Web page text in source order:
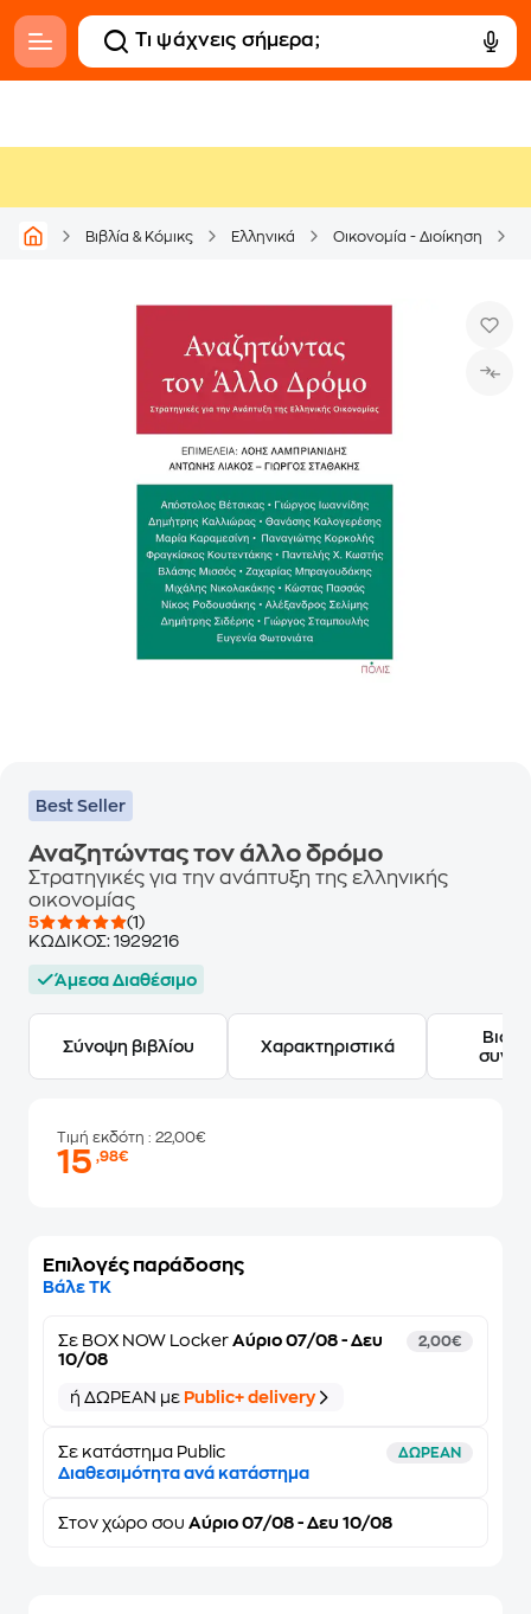
Βιβλία & Κόμικς Ελληνικά Οικονομία - Διοίκηση
Best Seller
Αναζητώντας τον άλλο δρόμο
Στρατηγικές για την ανάπτυξη της ελληνικής
οικονομίας
5
(1)
ΚΩΔΙΚΟΣ: 1929216
Άμεσα Διαθέσιμο
Σύνοψη βιβλίου Χαρακτηριστικά
Τιμή εκδότη : 22,00€
15,98€
Επιλογές παράδοσης
Βάλε ΤΚ
Σε BOX NOW Locker Αύριο 07/08 - Δευ
10/08
2,00€
ή ΔΩΡΕΑΝ με Public+ delivery
Σε κατάστημα Public ΔΩΡΕΑΝ
Διαθεσιμότητα ανά κατάστημα
Στον χώρο σου Αύριο 07/08 - Δευ 10/08